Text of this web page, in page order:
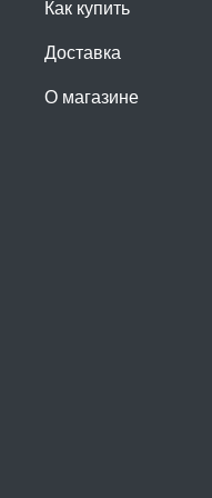
Как купить
Доставка
О магазине